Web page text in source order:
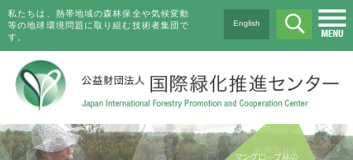
私たちは、熱帯地域の森林保全や気候変動
等の地球環境問題に取り組む技術者集団で
す。
English